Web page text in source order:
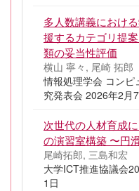
多人数講義におけ
援するカテゴリ提
類の妥当性評価
横山 寧々, 尾崎 拓郎
情報処理学会 コン
究発表会 2026年2月
次世代の人材育成
の演習室構築 〜円
尾崎拓郎, 三島和宏
大学ICT推進協議会
1日